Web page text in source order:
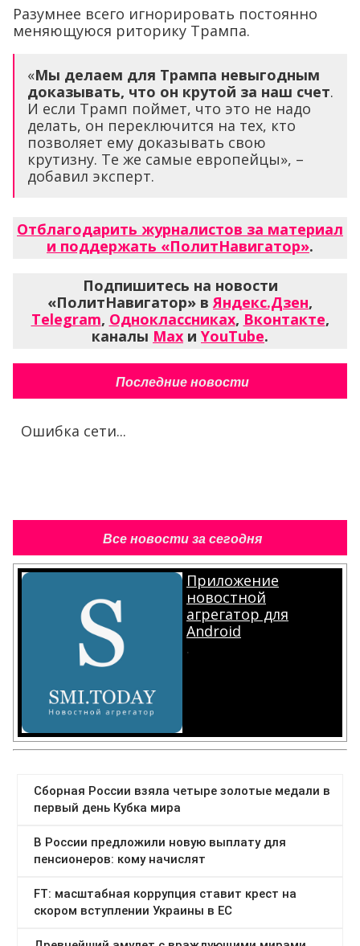
Разумнее всего игнорировать постоянно
меняющуюся риторику Трампа.
«Мы делаем для Трампа невыгодным
доказывать, что он крутой за наш счет.
И если Трамп поймет, что это не надо
делать, он переключится на тех, кто
позволяет ему доказывать свою
крутизну. Те же самые европейцы», –
добавил эксперт.
Отблагодарить журналистов за материал
и поддержать «ПолитНавигатор».
Подпишитесь на новости
«ПолитНавигатор» вЯндекс.Дзен,
Telegram, Одноклассниках, Вконтакте,
каналы Max и YouTube.
Последние новости
Ошибка сети...
Все новости за сегодня
Приложение
новостной
агрегатор для
Android
.